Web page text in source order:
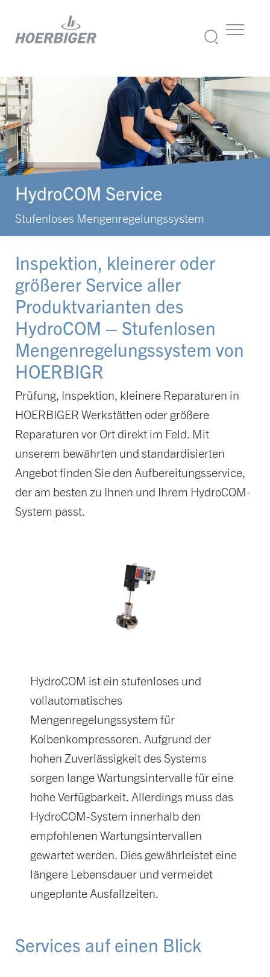
HydroCOM Service
Stufenloses Mengenregelungssystem
Inspektion, kleinerer oder
größerer Service aller
Produktvarianten des
HydroCOM – Stufenlosen
Mengenregelungssystem von
HOERBIGR
Prüfung, Inspektion, kleinere Reparaturen in
HOERBIGER Werkstätten oder größere
Reparaturen vor Ort direkt im Feld. Mit
unserem bewährten und standardisierten
Angebot finden Sie den Aufbereitungsservice,
der am besten zu Ihnen und Ihrem HydroCOM-
System passt.
HydroCOM ist ein stufenloses und
vollautomatisches
Mengenregelungssystem für
Kolbenkompressoren. Aufgrund der
hohen Zuverlässigkeit des Systems
sorgen lange Wartungsintervalle für eine
hohe Verfügbarkeit. Allerdings muss das
HydroCOM-System innerhalb den
empfohlenen Wartungsintervallen
gewartet werden. Dies gewährleistet eine
längere Lebensdauer und vermeidet
ungeplante Ausfallzeiten.
Services auf einen Blick